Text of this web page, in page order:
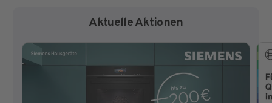
Aktuelle Aktionen